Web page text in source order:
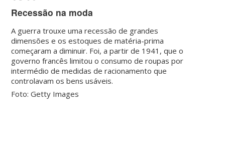
Recessão na moda
A guerra trouxe uma recessão de grandes
dimensões e os estoques de matéria-prima
começaram a diminuir. Foi, a partir de 1941, que o
governo francês limitou o consumo de roupas por
intermédio de medidas de racionamento que
controlavam os bens usáveis.
Foto: Getty Images